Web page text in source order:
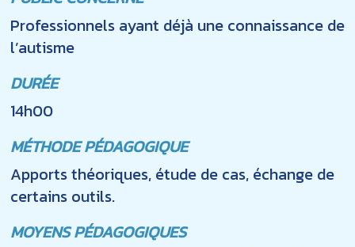
Professionnels ayant déjà une connaissance de
l’autisme
DURÉE
14h00
MÉTHODE PÉDAGOGIQUE
Apports théoriques, étude de cas, échange de
certains outils.
MOYENS PÉDAGOGIQUES